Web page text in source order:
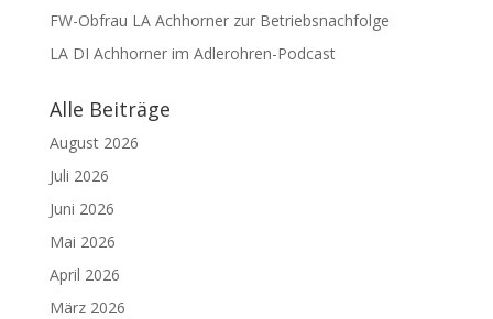
FW-Obfrau LA Achhorner zur Betriebsnachfolge
LA DI Achhorner im Adlerohren-Podcast
Alle Beiträge
August 2026
Juli 2026
Juni 2026
Mai 2026
April 2026
März 2026